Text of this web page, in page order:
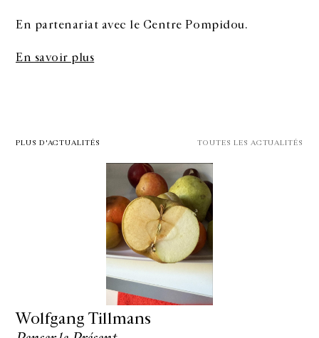
En partenariat avec le Centre Pompidou.
En savoir plus
PLUS D'ACTUALITÉS TOUTES LES ACTUALITÉS
Wolfgang Tillmans